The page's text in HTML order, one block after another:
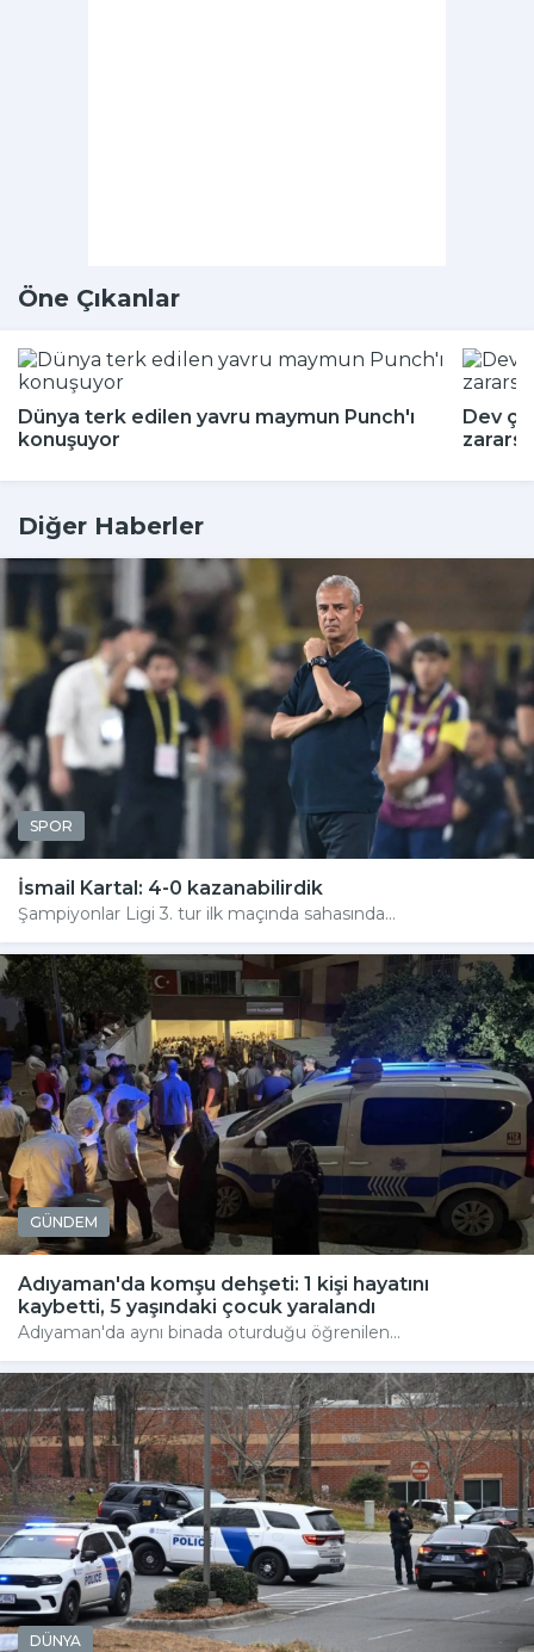
Öne Çıkanlar
Dünya terk edilen yavru maymun Punch'ı
konuşuyor
Dev
Diğer Haberler
SPOR
İsmail Kartal: 4-0 kazanabilirdik
Şampiyonlar Ligi 3. tur ilk maçında sahasında...
GÜNDEM
Adıyaman'da komşu dehşeti: 1 kişi hayatını
kaybetti, 5 yaşındaki çocuk yaralandı
Adıyaman'da aynı binada oturduğu öğrenilen...
DÜNYA